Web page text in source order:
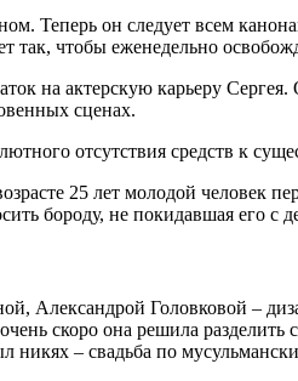
Теперь он следует всем
так, чтобы еженедельно
на актерскую карьеру
сценах.
отсутствия средств к
25 лет молодой человек
бороду, не покидавшая его с
Александрой Головковой –
скоро она решила
никях – свадьба по